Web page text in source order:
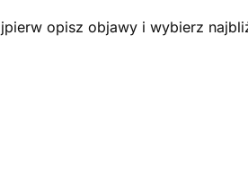
opisz objawy i wybierz